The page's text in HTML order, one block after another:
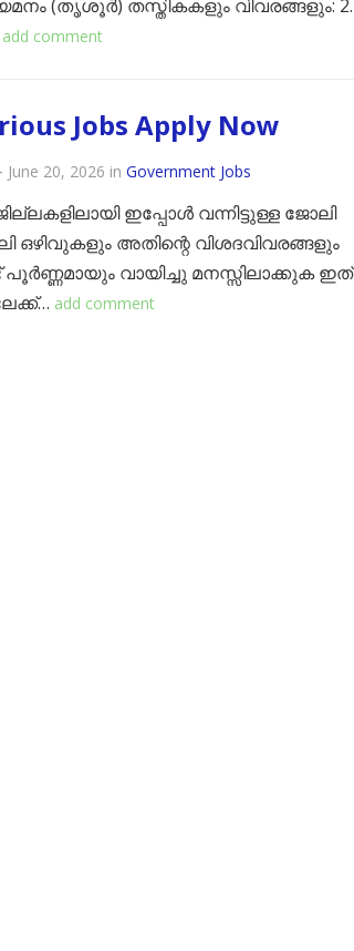
(തൃശൂർ) ​തസ്തികകളും വിവരങ്ങളും: ​2.
add comment
Jobs Apply Now
June 20, 2026 in Government Jobs
ഇപ്പോൾ വന്നിട്ടുള്ള ജോലി
അതിന്റെ വിശദവിവരങ്ങളും
പൂർണ്ണമായും വായിച്ചു മനസ്സിലാക്കുക ഇത്
add comment